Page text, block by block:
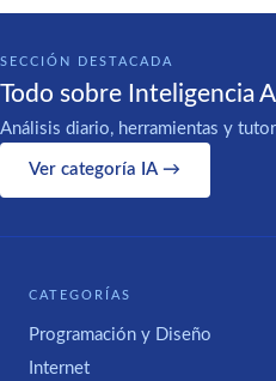
SECCIÓN DESTACADA
Todo sobre Inteligencia
Análisis diario, herramientas y
Ver categoría IA →
CATEGORÍAS
Programación y Diseño
Internet